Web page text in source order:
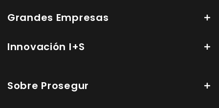
Grandes Empresas
Innovación I+S
Sobre Prosegur